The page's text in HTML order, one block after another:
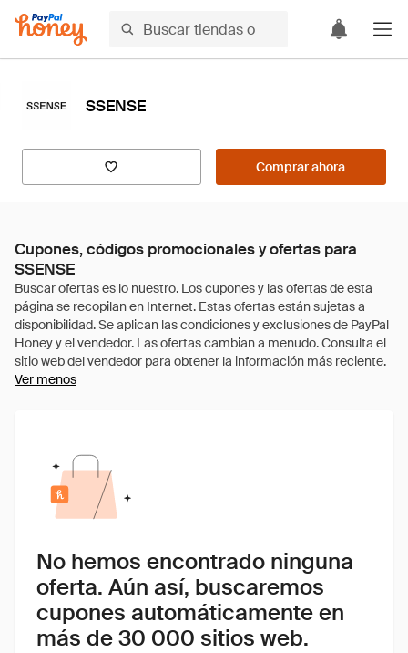
SSENSE
Comprar ahora
Cupones, códigos promocionales y ofertas para
SSENSE
Ver menos
No hemos encontrado ninguna
oferta. Aún así, buscaremos
cupones automáticamente en
más de 30 000 sitios web.